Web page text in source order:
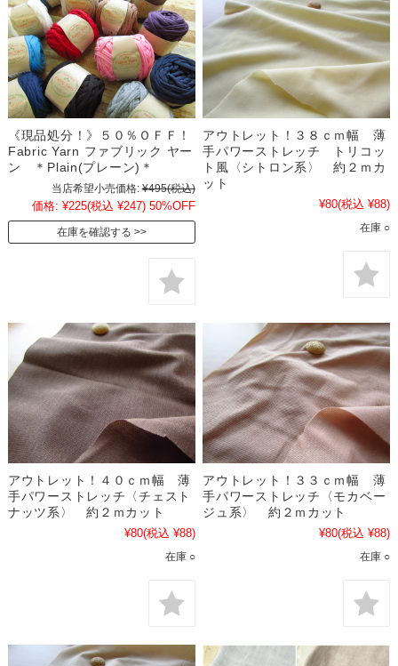
《現品処分！》５０％ＯＦＦ！
Fabric Yarn ファブリック ヤー
ン ＊Plain(プレーン)＊
当店希望小売価格: ¥495(税込)
価格: ¥225(税込 ¥247) 50%OFF
在庫を確認する
アウトレット！３８ｃｍ幅 薄
手パワーストレッチ トリコッ
ト風〈シトロン系〉 約２ｍカ
ット
¥80(税込 ¥88)
在庫 ○
アウトレット！４０ｃｍ幅 薄
手パワーストレッチ〈チェスト
ナッツ系〉 約２ｍカット
¥80(税込 ¥88)
在庫 ○
アウトレット！３３ｃｍ幅 薄
手パワーストレッチ〈モカベー
ジュ系〉 約２ｍカット
¥80(税込 ¥88)
在庫 ○